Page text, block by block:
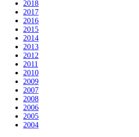
2018
2017
2016
2015
2014
2013
2012
2011
2010
2009
2007
2008
2006
2005
2004